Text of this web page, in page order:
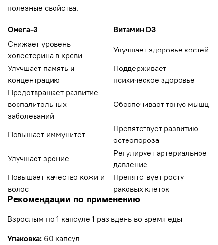
полезные свойства.
Омега-3
Витамин D3
Снижает уровень
холестерина в крови
Улучшает здоровье костей
Улучшает память и
концентрацию
Поддерживает
психическое здоровье
Предотвращает развитие
воспалительных
заболеваний
Обеспечивает тонус мышц
Повышает иммунитет
Препятствует развитию
остеопороза
Улучшает зрение
Регулирует артериальное
давление
Повышает качество кожи и
волос
Препятствует росту
раковых клеток
Рекомендации по применению
Взрослым по 1 капсуле 1 раз вдень во время еды
Упаковка: 60 капсул